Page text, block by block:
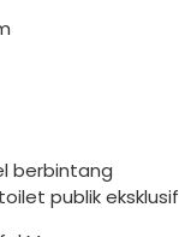
berbintang
publik eksklusif